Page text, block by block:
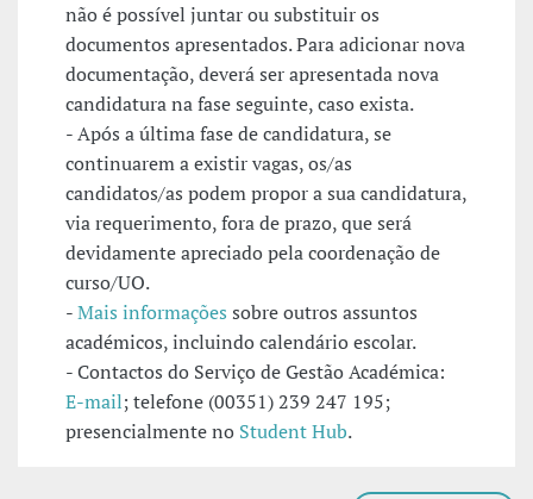
não é possível juntar ou substituir os
documentos apresentados. Para adicionar nova
documentação, deverá ser apresentada nova
candidatura na fase seguinte, caso exista.
- Após a última fase de candidatura, se
continuarem a existir vagas, os/as
candidatos/as podem propor a sua candidatura,
via requerimento, fora de prazo, que será
devidamente apreciado pela coordenação de
curso/UO.
-Mais informações sobre outros assuntos
académicos, incluindo calendário escolar.
- Contactos do Serviço de Gestão Académica:
E-mail; telefone (00351) 239 247 195;
presencialmente no Student Hub.